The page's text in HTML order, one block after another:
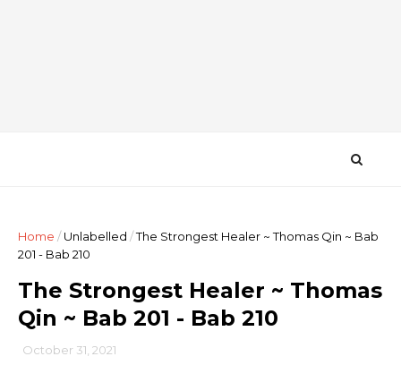
Home /Unlabelled /The Strongest Healer ~ Thomas Qin ~ Bab
201 - Bab 210
The Strongest Healer ~ Thomas
Qin ~ Bab 201 - Bab 210
October 31, 2021